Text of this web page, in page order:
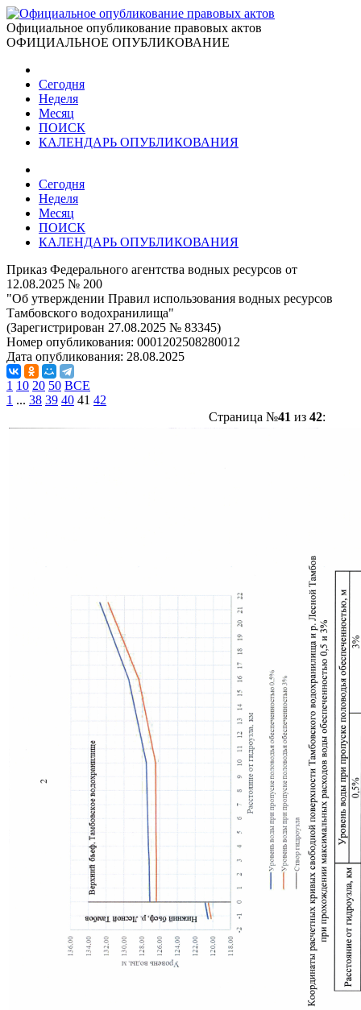
Официальное опубликование правовых актов
ОФИЦИАЛЬНОЕ ОПУБЛИКОВАНИЕ
Сегодня
Неделя
Месяц
ПОИСК
КАЛЕНДАРЬ ОПУБЛИКОВАНИЯ
Сегодня
Неделя
Месяц
ПОИСК
КАЛЕНДАРЬ ОПУБЛИКОВАНИЯ
Приказ Федерального агентства водных ресурсов от
12.08.2025 № 200
"Об утверждении Правил использования водных ресурсов
Тамбовского водохранилища"
(Зарегистрирован 27.08.2025 № 83345)
Номер опубликования: 0001202508280012
Дата опубликования: 28.08.2025
1 10 20 50 ВСЕ
1 ... 38 39 40 41 42
Страница №41 из 42: